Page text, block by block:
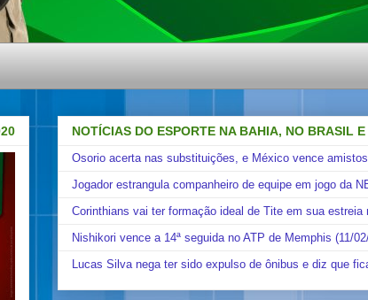
NOTÍCIAS DO ESPORTE NA BAHIA, NO BRASIL
Osorio acerta nas substituições, e México vence
Jogador estrangula companheiro de equipe em jogo da
Corinthians vai ter formação ideal de Tite em sua estreia
Nishikori vence a 14ª seguida no ATP de Memphis (11/
Lucas Silva nega ter sido expulso de ônibus e diz que